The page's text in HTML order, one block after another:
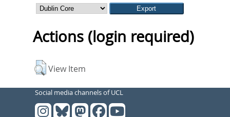
Actions (login required)
View Item
Social media channels of UCL